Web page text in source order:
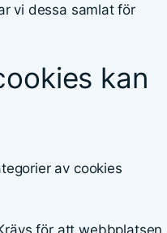
vi dessa samlat för
kan
av cookies
för att webbplatsen